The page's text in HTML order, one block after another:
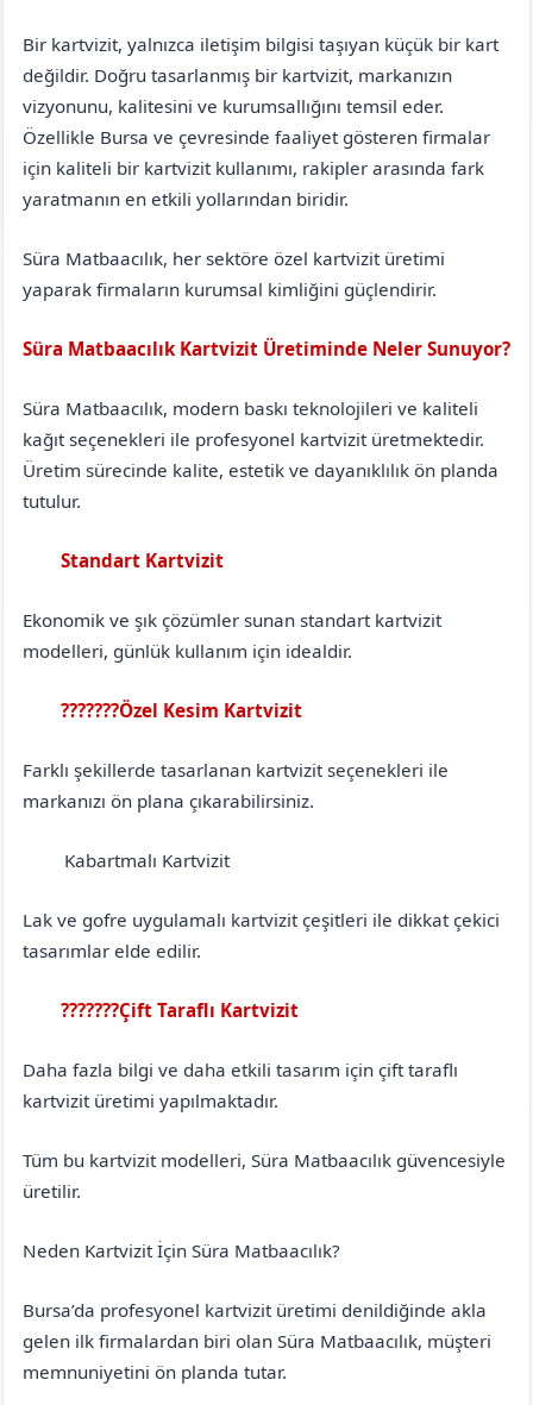
Bir kartvizit, yalnızca iletişim bilgisi taşıyan küçük bir kart
değildir. Doğru tasarlanmış bir kartvizit, markanızın
vizyonunu, kalitesini ve kurumsallığını temsil eder.
Özellikle Bursa ve çevresinde faaliyet gösteren firmalar
için kaliteli bir kartvizit kullanımı, rakipler arasında fark
yaratmanın en etkili yollarından biridir.
Süra Matbaacılık, her sektöre özel kartvizit üretimi
yaparak firmaların kurumsal kimliğini güçlendirir.
Süra Matbaacılık Kartvizit Üretiminde Neler Sunuyor?
Süra Matbaacılık, modern baskı teknolojileri ve kaliteli
kağıt seçenekleri ile profesyonel kartvizit üretmektedir.
Üretim sürecinde kalite, estetik ve dayanıklılık ön planda
tutulur.
Standart Kartvizit
Ekonomik ve şık çözümler sunan standart kartvizit
modelleri, günlük kullanım için idealdir.
???????Özel Kesim Kartvizit
Farklı şekillerde tasarlanan kartvizit seçenekleri ile
markanızı ön plana çıkarabilirsiniz.
Kabartmalı Kartvizit
Lak ve gofre uygulamalı kartvizit çeşitleri ile dikkat çekici
tasarımlar elde edilir.
???????Çift Taraflı Kartvizit
Daha fazla bilgi ve daha etkili tasarım için çift taraflı
kartvizit üretimi yapılmaktadır.
Tüm bu kartvizit modelleri, Süra Matbaacılık güvencesiyle
üretilir.
Neden Kartvizit İçin Süra Matbaacılık?
Bursa’da profesyonel kartvizit üretimi denildiğinde akla
gelen ilk firmalardan biri olan Süra Matbaacılık, müşteri
memnuniyetini ön planda tutar.